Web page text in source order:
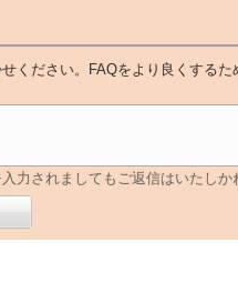
ください。FAQをより良くする
力されましてもご返信はいたしか